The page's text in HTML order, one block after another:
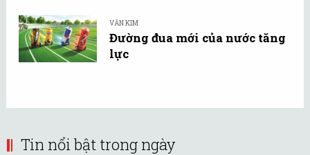
VĂN KIM
Đường đua mới của nước tăng
lực
Tin nổi bật trong ngày